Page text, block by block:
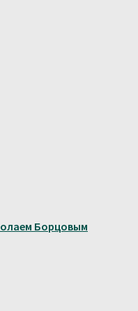
Борцовым